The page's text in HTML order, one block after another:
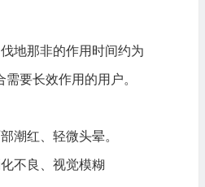
地那非的作用时间约为
要长效作用的用户。
潮红、轻微头晕。
不良、视觉模糊